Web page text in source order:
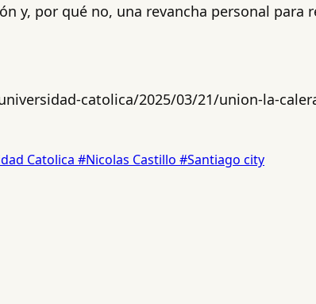
y, por qué no, una revancha personal para
catolica/2025/03/21/union-la-
Catolica #Nicolas Castillo #Santiago city